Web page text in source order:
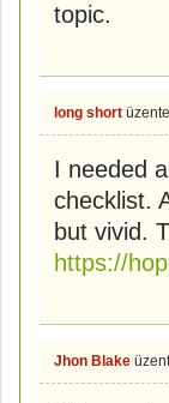
topic.
long short üzente
I needed
checklist.
but vivid.
https://
Jhon Blake